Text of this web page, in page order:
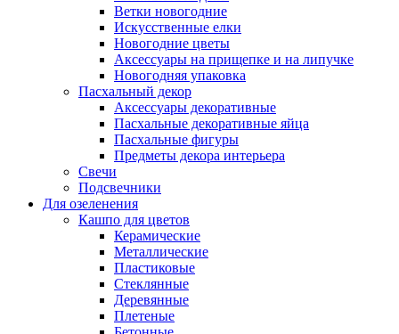
Ветки новогодние
Искусственные елки
Новогодние цветы
Аксессуары на прищепке и на липучке
Новогодняя упаковка
Пасхальный декор
Аксессуары декоративные
Пасхальные декоративные яйца
Пасхальные фигуры
Предметы декора интерьера
Свечи
Подсвечники
Для озеленения
Кашпо для цветов
Керамические
Металлические
Пластиковые
Стеклянные
Деревянные
Плетеные